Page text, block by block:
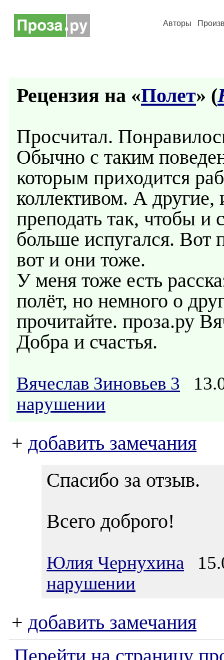
Авторы
Рецензия на «Полет» (
Просчитал.
Обычно с таким
которым приходится
коллективом. А другие,
преподать так, чтобы и
больше испугался. Вот
вот и они тоже.
У меня тоже есть
полёт, но немного о
прочитайте. проза.ру
Добра и счастья.
Вячеслав Зиновьев 3
нарушении
+ добавить замечания
Спасибо за отзыв.
Всего доброго!
Юлия Чернухина
нарушении
+ добавить замечания